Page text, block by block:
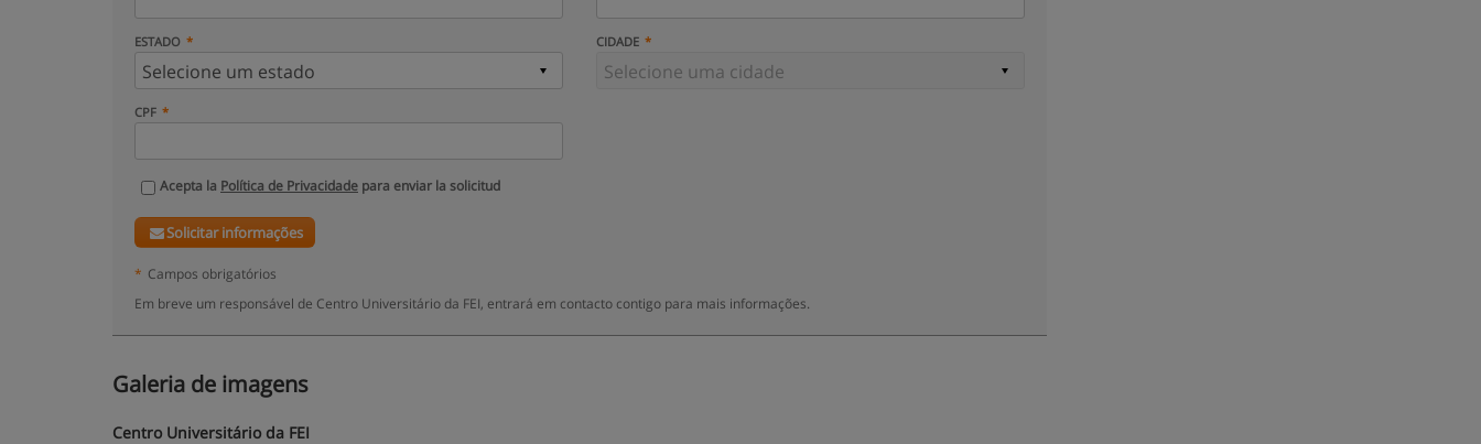
ESTADO CIDADE
CPF
Acepta la Política de Privacidade para enviar la solicitud
Solicitar informações
* Campos obrigatórios
Em breve um responsável de Centro Universitário da FEI, entrará em contacto contigo para mais informações.
Galeria de imagens
Centro Universitário da FEI